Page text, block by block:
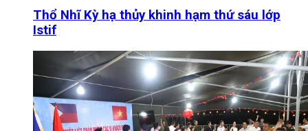
Thổ Nhĩ Kỳ hạ thủy khinh hạm thứ sáu lớp
Istif